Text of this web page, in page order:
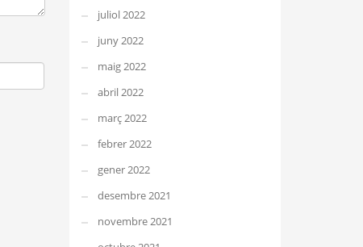
juliol 2022
juny 2022
maig 2022
abril 2022
març 2022
febrer 2022
gener 2022
desembre 2021
novembre 2021